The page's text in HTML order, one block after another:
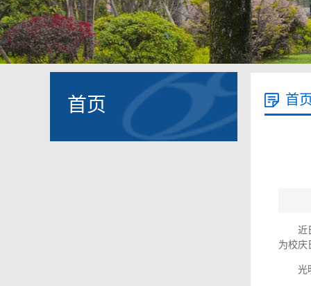
首页 首页
近
为校庆
光